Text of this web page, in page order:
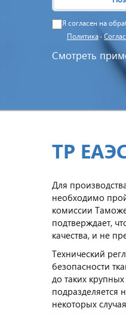
Я согласен на
Политика ·
Смотреть
ТР
Для
необходимо
комиссии
подтверждает,
качества, и не
Технический
безопасности
до таких
подразделяется
некоторых